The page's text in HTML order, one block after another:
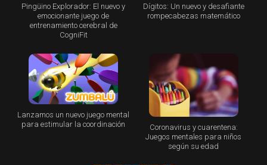
Pingüino Explorador: El nuevo y
emocionante juego de
entrenamiento cerebral de
CogniFit
Dígitos: Un nuevo y desafiante
rompecabezas matemático
Lanzamos un nuevo juego mental
para estimular la coordinación
Coronavirus y cuarentena:
Juegos mentales para niños
según su edad